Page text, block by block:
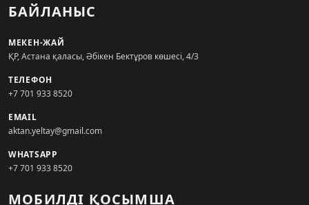
БАЙЛАНЫС
МЕКЕН-ЖАЙ
ҚР, Астана қаласы, Әбікен Бектұров көшесі, 4/3
ТЕЛЕФОН
+7 701 933 8520
EMAIL
aktan.yeltay@gmail.com
WHATSAPP
+7 701 933 8520
МОБИЛДІ ҚОСЫМША